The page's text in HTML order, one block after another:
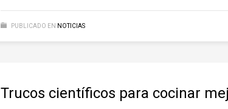
PUBLICADO EN NOTICIAS
Trucos científicos para cocinar